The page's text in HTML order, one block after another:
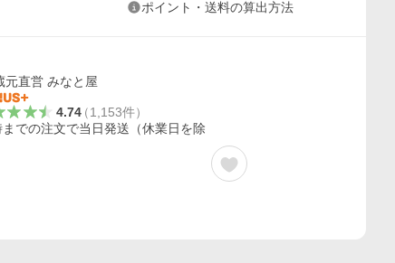
ポイント・送料の算出方法
元直営 みなと屋
4.74（1,153件）
までの注文で当日発送（休業日を除